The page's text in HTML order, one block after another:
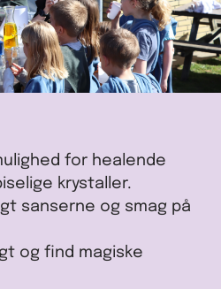
for healende
krystaller.
sanserne og smag på
og find magiske